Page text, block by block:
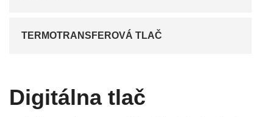
TERMOTRANSFEROVÁ TLAČ
Digitálna tlač